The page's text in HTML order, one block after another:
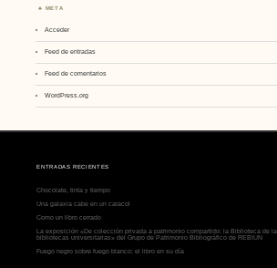
META
Acceder
Feed de entradas
Feed de comentarios
WordPress.org
ENTRADAS RECIENTES
Chocolate, tinta y tiempo
Una galaxia cabe en un caracol
Como un libro cerrado
La exposición «De colección privada a patrimonio compartido: la Biblioteca de
bibliotecas universitarias» del Grupo de Patrimonio Bibliográfico de REBIUN
Fuego negro sobre fuego blanco: el libro en su día